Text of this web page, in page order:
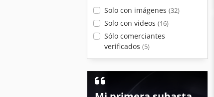
Solo con imágenes (32)
Solo con videos (16)
Sólo comerciantes
verificados (5)